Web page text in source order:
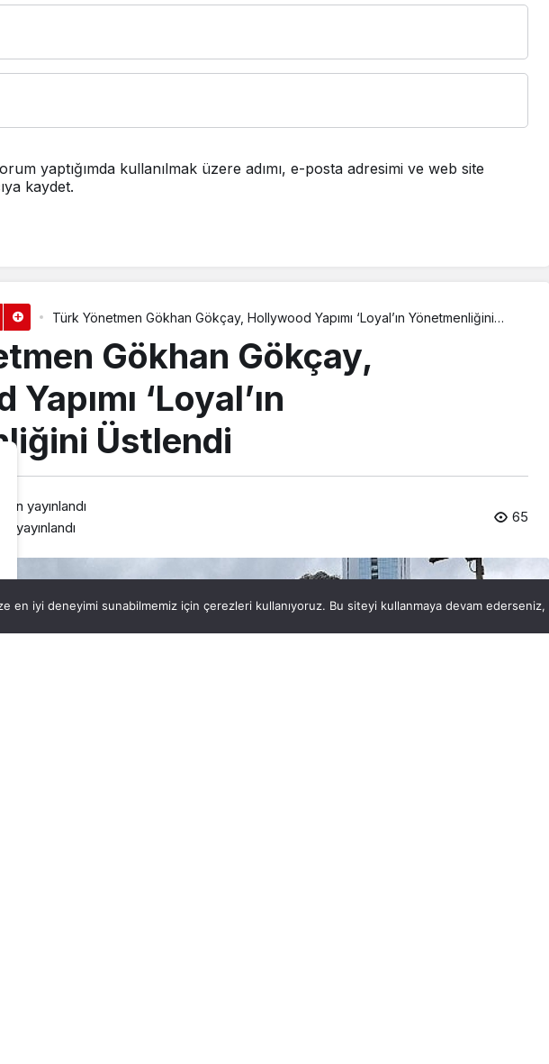
yaptığımda kullanılmak üzere adımı, e-posta adresimi ve web site
kaydet.
Türk Yönetmen Gökhan Gökçay, Hollywood Yapımı ‘Loyal’ın Yönetmenliğini
Gökhan Gökçay,
‘Loyal’ın
Üstlendi
yayınlandı
yayınlandı
65
en iyi deneyimi sunabilmemiz için çerezleri kullanıyoruz. Bu siteyi kullanmaya devam